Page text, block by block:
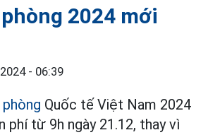
2024 mới
- 06:39
Quốc tế Việt Nam 2024
phí từ 9h ngày 21.12, thay vì